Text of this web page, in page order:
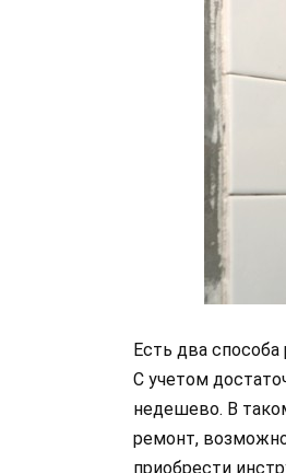
Есть два
С учетом
недешево. В
ремонт,
приобрести